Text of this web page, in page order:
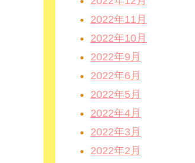
2022年11月
2022年10月
2022年9月
2022年6月
2022年5月
2022年4月
2022年3月
2022年2月